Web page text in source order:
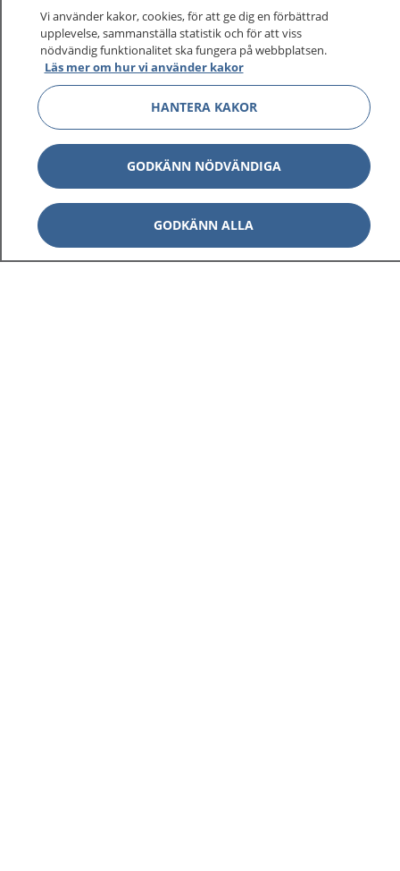
Vi använder kakor, cookies, för att ge dig en förbättrad
upplevelse, sammanställa statistik och för att viss
nödvändig funktionalitet ska fungera på webbplatsen.
Läs mer om hur vi använder kakor
HANTERA KAKOR
GODKÄNN NÖDVÄNDIGA
GODKÄNN ALLA